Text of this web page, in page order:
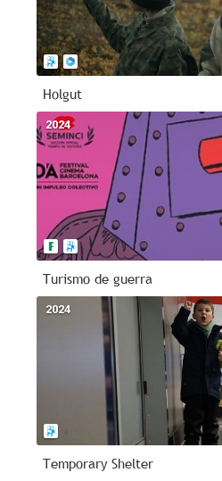
Holgut
2024
Turismo de guerra
2024
Temporary Shelter